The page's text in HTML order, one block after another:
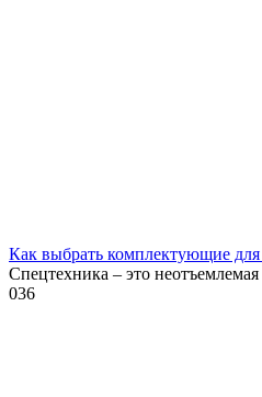
Как выбрать комплектующие
Спецтехника – это
036